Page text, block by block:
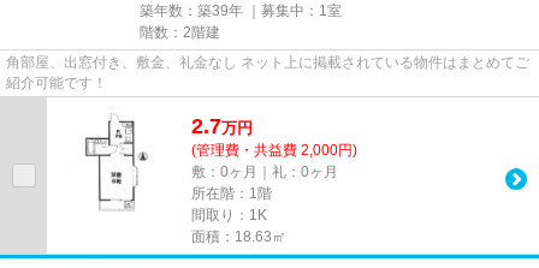
築年数：築39年 ｜募集中： 1室
階数：2階建
角部屋、出窓付き、敷金、礼金なし ネット上に掲載されている物件はまとめてご
紹介可能です！
2.7万円
(管理費・共益費 2,000円)
敷：0ヶ月｜礼：0ヶ月
所在階：1階
間取り：1K
面積：18.63㎡